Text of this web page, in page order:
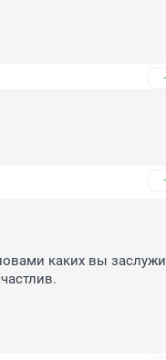
каких вы